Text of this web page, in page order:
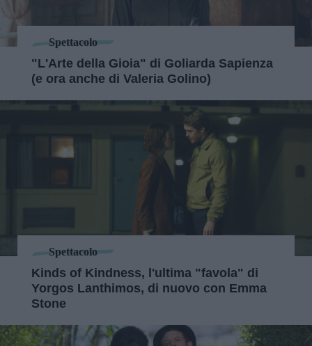
Spettacolo
"L'Arte della Gioia" di Goliarda Sapienza
(e ora anche di Valeria Golino)
Spettacolo
Kinds of Kindness, l'ultima "favola" di
Yorgos Lanthimos, di nuovo con Emma
Stone